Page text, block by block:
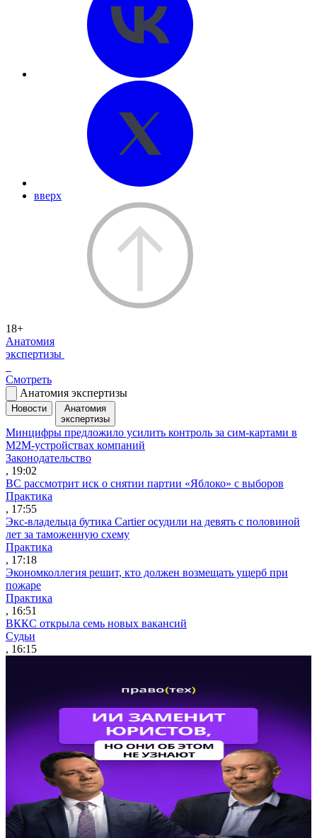
вверх
18+
Анатомия
экспертизы
Смотреть
Анатомия экспертизы
Новости
Анатомия
экспертизы
Минцифры предложило усилить контроль за сим-картами в
M2M-устройствах компаний
Законодательство
, 19:02
ВС рассмотрит иск о снятии партии «Яблоко» с выборов
Практика
, 17:55
Экс-владельца бутика Cartier осудили на девять с половиной
лет за таможенную схему
Практика
, 17:18
Экономколлегия решит, кто должен возмещать ущерб при
пожаре
Практика
, 16:51
ВККС открыла семь новых вакансий
Судьи
, 16:15